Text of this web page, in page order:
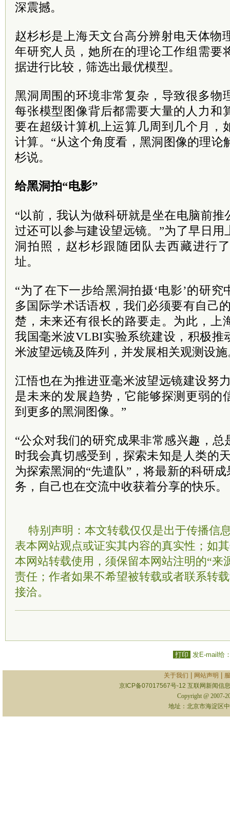
深震撼。
赵杉杉是上海天文台高分辨射电天体物
年研究人员，她所在的理论工作组需要
据进行比较，筛选出最优模型。
黑洞周围的环境非常复杂，导致很多物
每张模型图像背后都需要大量的人力和
要在超级计算机上运算几周到几个月，
计算。“从这个角度看，黑洞图像的理论
杉说。
给黑洞拍“电影”
“以前，我认为做科研就是坐在电脑前
过还可以参与建设望远镜。”为了早日
洞拍照，赵杉杉跟随团队去西藏进行
址。
“为了在下一步给黑洞拍摄‘电影’的研
多国际学术话语权，我们必须要有自己
楚，未来还有很长的路要走。为此，上
我国毫米波VLBI实验系统建设，积极推
米波望远镜及阵列，并发展相关观测设施
江悟也在为推进亚毫米波望远镜建设努
是未来的发展趋势，它能够探测更弱的
到更多的黑洞图像。”
“公众对我们的研究成果非常感兴趣，
时我会真切感受到，探索未知是人类的
为探索黑洞的“先遣队”，将最新的科研
务，自己也在交流中收获着分享的快乐。
特别声明：本文转载仅仅是出于传播信
表本网站观点或证实其内容的真实性；如
本网站转载使用，须保留本网站注明的“来
责任；作者如果不希望被转载或者联系转
接洽。
打印 发E-mail给
关于我们 网站声明
京ICP备07017567号-12 互联网新闻信
Copyright @ 2007-
地址：北京市海淀区